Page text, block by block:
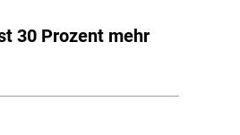
30 Prozent mehr